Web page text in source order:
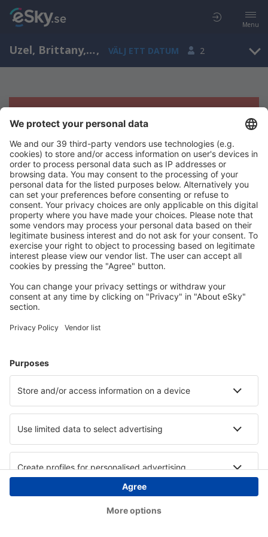
Menu
Uzel, Brittany, Frankrike, VÄLJ ETT DATUM 2
Tyvärr, inga resultat för denna sökning
Försök att söka med andra kriterier
Copyright © eSky.se. Alla rättigheter förbehålls.